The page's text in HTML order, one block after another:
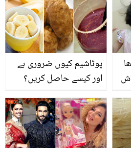
پوٹاشیم کیوں ضروری ہے
اور کیسے حاصل کریں؟